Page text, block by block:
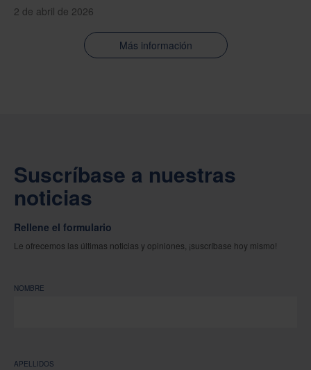
2 de abril de 2026
Más información
Suscríbase a nuestras
noticias
Rellene el formulario
Le ofrecemos las últimas noticias y opiniones, ¡suscríbase hoy mismo!
NOMBRE
APELLIDOS